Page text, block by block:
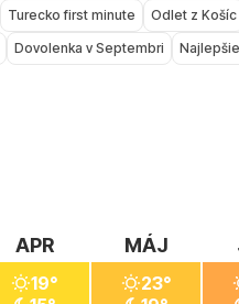
Turecko first minute Odlet z Košíc
Dovolenka v Septembri
APR
19°
MÁJ
23°